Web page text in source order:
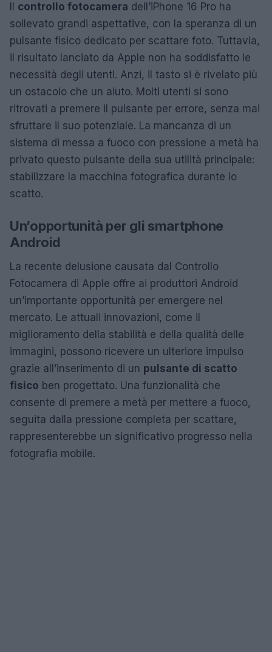
controllo fotocamera dell’iPhone 16 Pro ha
sollevato grandi aspettative, con la speranza di un
pulsante fisico dedicato per scattare foto. Tuttavia,
il risultato lanciato da Apple non ha soddisfatto le
necessità degli utenti. Anzi, il tasto si è rivelato più
un ostacolo che un aiuto. Molti utenti si sono
ritrovati a premere il pulsante per errore, senza mai
sfruttare il suo potenziale. La mancanza di un
sistema di messa a fuoco con pressione a metà ha
privato questo pulsante della sua utilità principale:
stabilizzare la macchina fotografica durante lo
scatto.
Un’opportunità per gli smartphone
Android
La recente delusione causata dal Controllo
Fotocamera di Apple offre ai produttori Android
un’importante opportunità per emergere nel
mercato. Le attuali innovazioni, come il
miglioramento della stabilità e della qualità delle
immagini, possono ricevere un ulteriore impulso
grazie all’inserimento di un pulsante di scatto
fisico ben progettato. Una funzionalità che
consente di premere a metà per mettere a fuoco,
seguita dalla pressione completa per scattare,
rappresenterebbe un significativo progresso nella
fotografia mobile.